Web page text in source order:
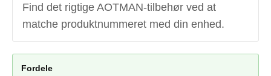
Find det rigtige AOTMAN-tilbehør ved at
matche produktnummeret med din enhed.
Fordele